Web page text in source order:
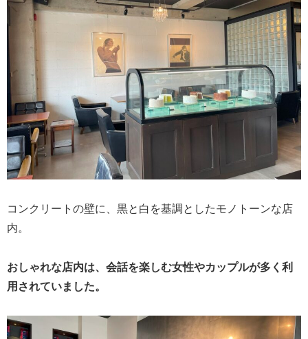
コンクリートの壁に、黒と白を基調としたモノトーンな店
内。
おしゃれな店内は、会話を楽しむ女性やカップルが多く利
用されていました。